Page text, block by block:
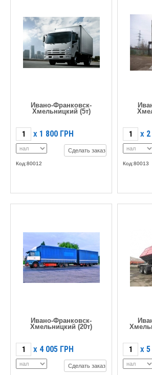
Ивано-Франковск-
Хмельницкий (5т)
X 1 800 ГРН
Сделать заказ
Код:80012
X
Код:80013
Ивано-Франковск-
Хмельницкий (20т)
X 4 005 ГРН
Сделать заказ
X 5